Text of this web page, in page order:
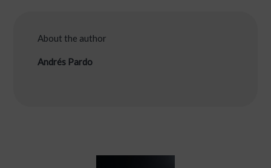
About the author
Andrés Pardo